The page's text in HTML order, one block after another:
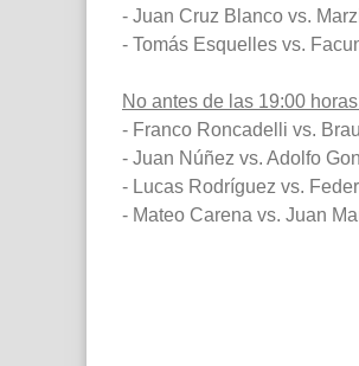
- Juan Cruz Blanco vs.
- Tomás Esquelles vs.
No antes de las 19:00
- Franco Roncadelli vs.
- Juan Núñez vs. Adolfo
- Lucas Rodríguez vs.
- Mateo Carena vs. Juan